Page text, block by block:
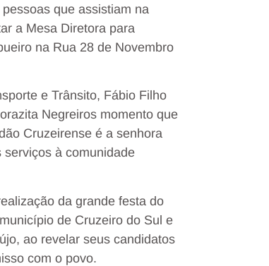
que assistiam na
a Mesa Diretora para
na Rua 28 de Novembro
e Trânsito, Fábio Filho
Negreiros momento que
Cruzeirense é a senhora
à comunidade
da grande festa do
de Cruzeiro do Sul e
ao revelar seus candidatos
com o povo.